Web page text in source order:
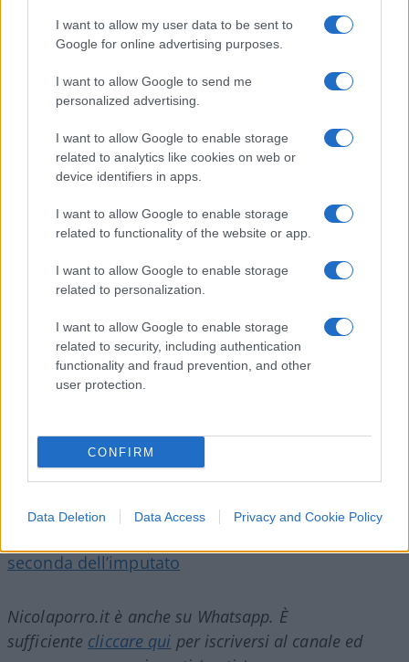
I want to allow my user data to be sent to
Google for online advertising purposes.
I want to allow Google to send me
personalized advertising.
I want to allow Google to enable storage
related to analytics like cookies on web or
device identifiers in apps.
I want to allow Google to enable storage
related to functionality of the website or app.
I want to allow Google to enable storage
related to personalization.
I want to allow Google to enable storage
related to security, including authentication
functionality and fraud prevention, and other
user protection.
CONFIRM
Data Deletion Data Access Privacy and Cookie Policy
Tant’è che ogniqualvolta ne ebbe l’occasione, in
sintesi, sostenne che la pandemia si fosse
trasformata in una grande opportunità ideale per
le mafie per espandere il proprio potere. Pertanto,
dato che il caso di Garlasco ha oscurato anche il
suo residuale spazio di professionista
dell’antimafia – espressione coniata da Leonardo
Sciascia per definire chi utilizzava il tema come
comprensibile che Saviano sia come il celebre
automobilista di alcuni esilaranti sketch di Gioele
Dix, alias David Ottolenghi, ossia “perennemente
inc…ato come una bestia!”
Leggi anche:
seconda dell’imputato
Nicolaporro.it è anche su Whatsapp. È
sufficiente cliccare qui per iscriversi al canale ed